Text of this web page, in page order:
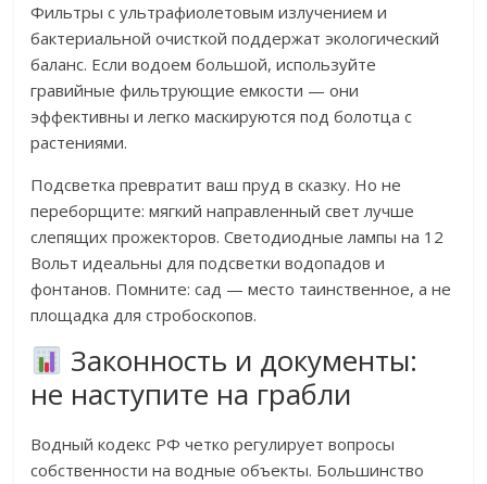
Фильтры с ультрафиолетовым излучением и
бактериальной очисткой поддержат экологический
баланс. Если водоем большой, используйте
гравийные фильтрующие емкости — они
эффективны и легко маскируются под болотца с
растениями.
Подсветка превратит ваш пруд в сказку. Но не
переборщите: мягкий направленный свет лучше
слепящих прожекторов. Светодиодные лампы на 12
Вольт идеальны для подсветки водопадов и
фонтанов. Помните: сад — место таинственное, а не
площадка для стробоскопов.
Законность и документы:
не наступите на грабли
Водный кодекс РФ четко регулирует вопросы
собственности на водные объекты. Большинство